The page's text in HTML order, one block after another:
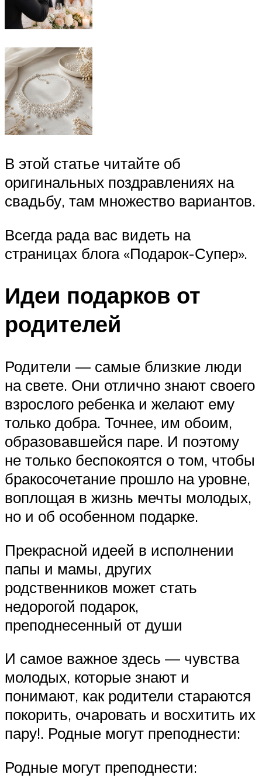
В этой статье читайте об
оригинальных поздравлениях на
свадьбу, там множество вариантов.
Всегда рада вас видеть на
страницах блога «Подарок-Супер».
Идеи подарков от
родителей
Родители — самые близкие люди
на свете. Они отлично знают своего
взрослого ребенка и желают ему
только добра. Точнее, им обоим,
образовавшейся паре. И поэтому
не только беспокоятся о том, чтобы
бракосочетание прошло на уровне,
воплощая в жизнь мечты молодых,
но и об особенном подарке.
Прекрасной идеей в исполнении
папы и мамы, других
родственников может стать
недорогой подарок,
преподнесенный от души
И самое важное здесь — чувства
молодых, которые знают и
понимают, как родители стараются
покорить, очаровать и восхитить их
пару!. Родные могут преподнести:
Родные могут преподнести: